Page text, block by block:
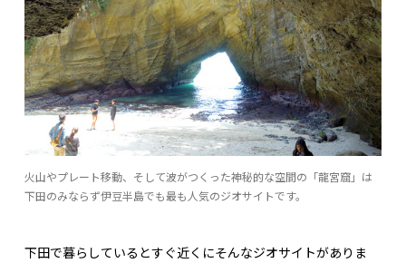
火山やプレート移動、そして波がつくった神秘的な空間の「龍宮窟」は
下田のみならず伊豆半島でも最も人気のジオサイトです。
下田で暮らしているとすぐ近くにそんなジオサイトがありま